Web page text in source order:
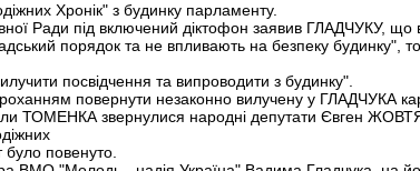
Хронік" з будинку парламенту.
Ради під включений діктофон заявив ГЛАДЧУКУ,
порядок та не впливають на безпеку будинку",
посвідчення та випроводити з будинку".
повернути незаконно вилучену у ГЛАДЧУКА
ТОМЕНКА звернулися народні депутати Євген
було повенуто.